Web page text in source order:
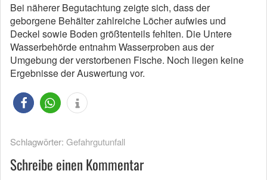
Bei näherer Begutachtung zeigte sich, dass der
geborgene Behälter zahlreiche Löcher aufwies und
Deckel sowie Boden größtenteils fehlten. Die Untere
Wasserbehörde entnahm Wasserproben aus der
Umgebung der verstorbenen Fische. Noch liegen keine
Ergebnisse der Auswertung vor.
Schlagwörter: Gefahrgutunfall
Schreibe einen Kommentar